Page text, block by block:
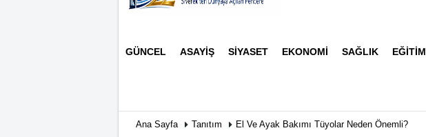
GÜNCEL ASAYIŞ SIYASET EKONOMI SAĞLIK EĞITIM
Haber Arşivi
Ana Sayfa Tanıtım El Ve Ayak Bakımı Tüyolar Neden Önemli?